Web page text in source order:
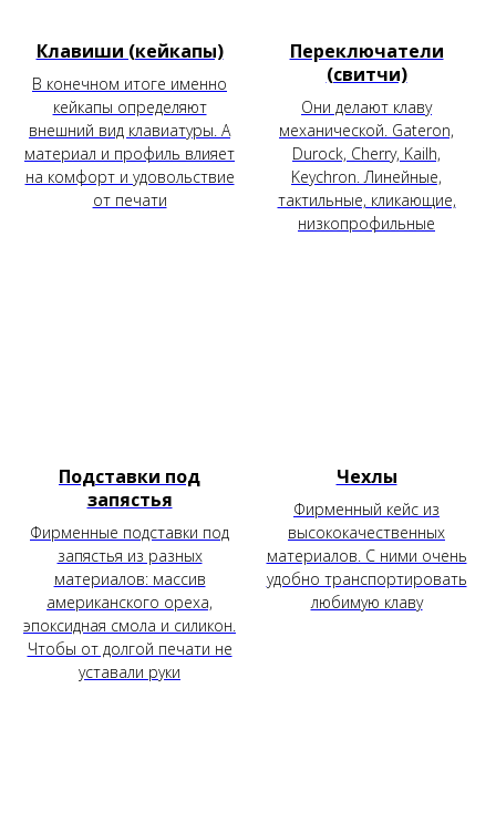
Клавиши (кейкапы)
В конечном итоге именно
кейкапы определяют
внешний вид клавиатуры. А
материал и профиль влияет
на комфорт и удовольствие
от печати
Переключатели
(свитчи)
Они делают клаву
механической. Gateron,
Durock, Cherry, Kailh,
Keychron. Линейные,
тактильные, кликающие,
низкопрофильные
Подставки под
запястья
Фирменные подставки под
запястья из разных
материалов: массив
американского ореха,
эпоксидная смола и силикон.
Чтобы от долгой печати не
уставали руки
Чехлы
Фирменный кейс из
высококачественных
материалов. С ними очень
удобно транспортировать
любимую клаву